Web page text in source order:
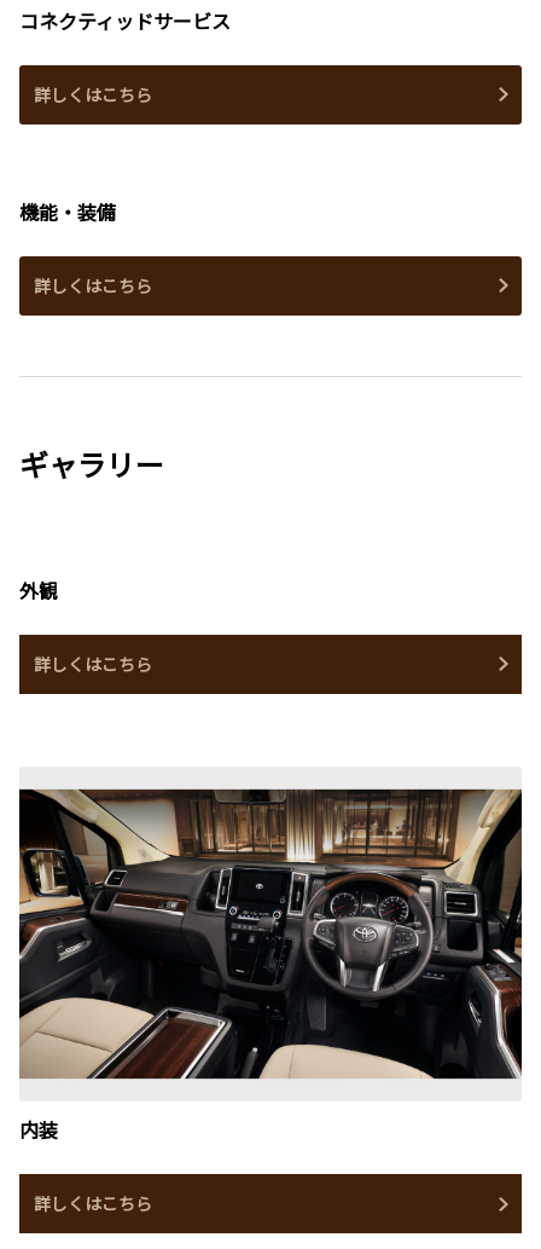
コネクティッドサービス
詳しくはこちら
機能・装備
詳しくはこちら
ギャラリー
外観
詳しくはこちら
内装
詳しくはこちら